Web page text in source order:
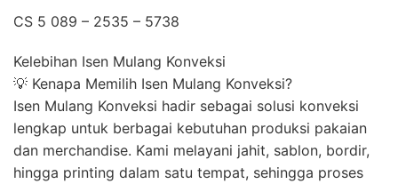
CS 5 089 – 2535 – 5738
Kelebihan Isen Mulang Konveksi
💡 Kenapa Memilih Isen Mulang Konveksi?
Isen Mulang Konveksi hadir sebagai solusi konveksi
lengkap untuk berbagai kebutuhan produksi pakaian
dan merchandise. Kami melayani jahit, sablon, bordir,
hingga printing dalam satu tempat, sehingga proses